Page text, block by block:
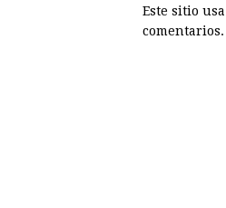
Este sitio
comentarios.